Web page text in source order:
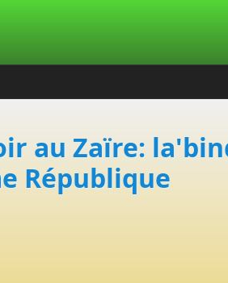
au Zaïre:
République